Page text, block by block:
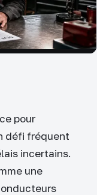
pour
défi fréquent
incertains.
une